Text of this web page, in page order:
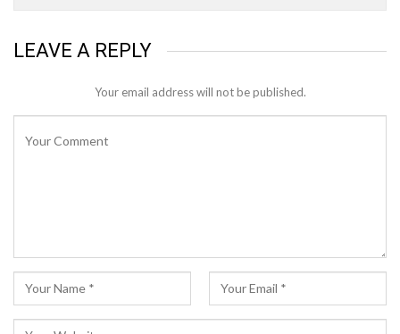
LEAVE A REPLY
Your email address will not be published.